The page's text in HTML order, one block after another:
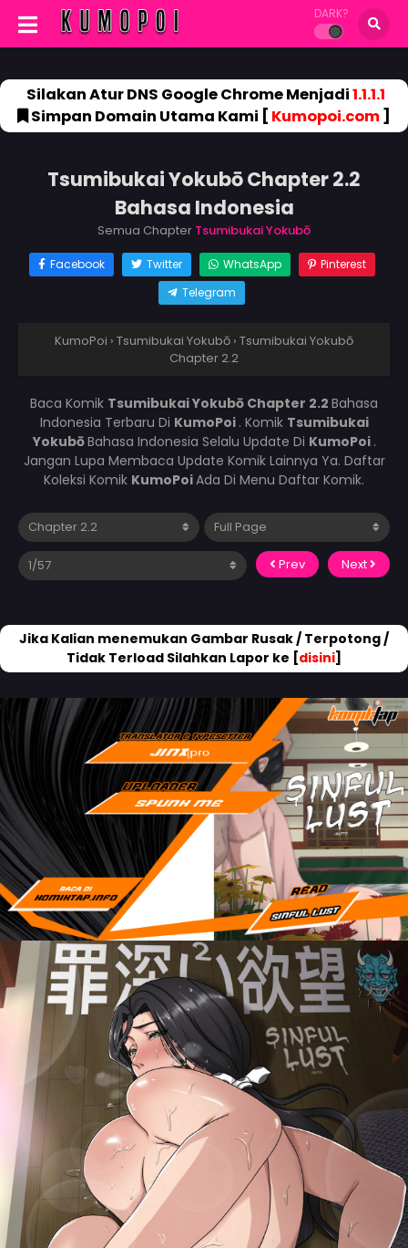
DARK?
Silakan Atur DNS Google Chrome Menjadi1.1.1.1
Simpan Domain Utama Kami [ Kumopoi.com]
Tsumibukai Yokubō Chapter 2.2
Bahasa Indonesia
Semua Chapter Tsumibukai Yokubō
Facebook Twitter WhatsApp
Pinterest
Telegram
KumoPoi › Tsumibukai Yokubō › Tsumibukai Yokubō
Chapter 2.2
Baca Komik Tsumibukai Yokubō Chapter 2.2 Bahasa
Indonesia Terbaru Di KumoPoi . Komik Tsumibukai
YokubōBahasa Indonesia Selalu Update Di KumoPoi .
Jangan Lupa Membaca Update Komik Lainnya Ya. Daftar
Koleksi Komik KumoPoiAda Di Menu Daftar Komik.
Prev Next
Jika Kalian menemukan Gambar Rusak / Terpotong /
Tidak Terload Silahkan Lapor ke [disini]